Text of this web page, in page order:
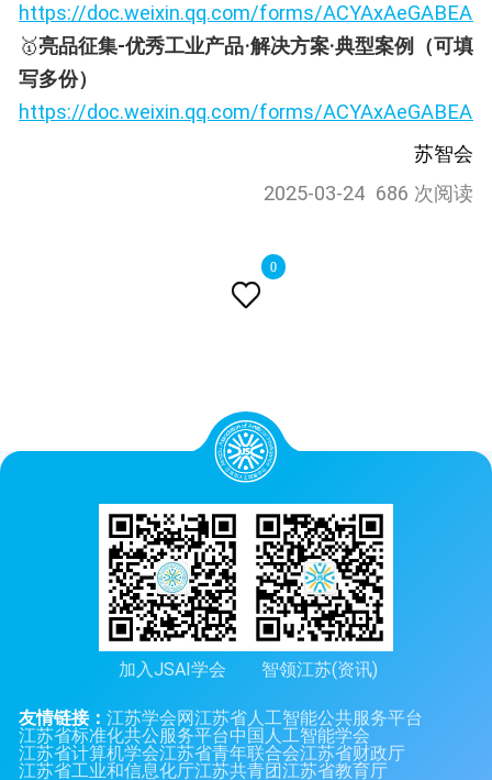

0
https://doc.weixin.qq.com/forms/
🥇亮品征集-优秀工业产品·解决方案·典型案例（可填
写多份）
https://doc.weixin.qq.com/forms/
苏智会
2025-03-24 686 次阅读
加入JSAI学会 智领江苏(资讯)
友情链接：江苏学会网江苏省人工智能公共服务平台
江苏省标准化共公服务平台中国人工智能学会
江苏省计算机学会江苏省青年联合会江苏省财政厅
江苏省工业和信息化厅江苏共青团江苏省教育厅